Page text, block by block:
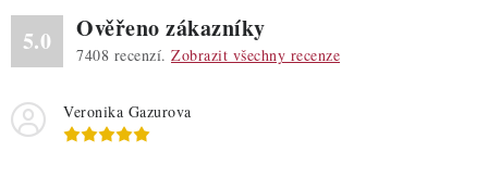
5.0 Ověřeno zákazníky
7408 recenzí. Zobrazit všechny recenze
Veronika Gazurova